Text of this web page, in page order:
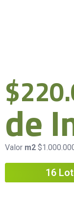
de
Valor m2
16